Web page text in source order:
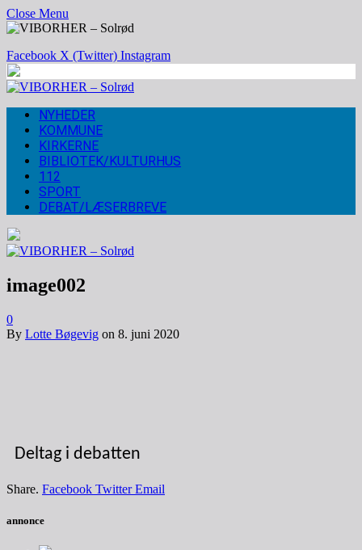
Close Menu
Facebook X (Twitter) Instagram
NYHEDER
KOMMUNE
KIRKERNE
BIBLIOTEK/KULTURHUS
112
SPORT
DEBAT/LÆSERBREVE
image002
0
By Lotte Bøgevig on 8. juni 2020
Deltag i debatten
Share. Facebook Twitter Email
annonce